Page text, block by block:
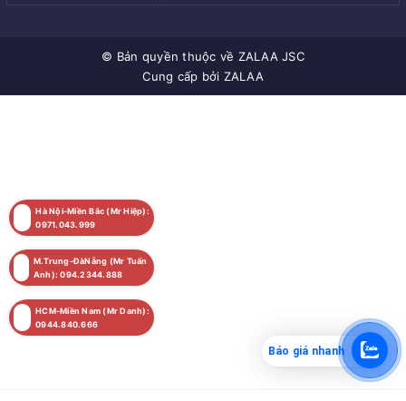
© Bản quyền thuộc về ZALAA JSC
Cung cấp bởi ZALAA
HCM-Miền Nam (Mr Danh):
0944.840.666
Hà Nội-Miền Bắc (Mr Hiệp):
0971.043.999
M.Trung-ĐàNẵng (Mr Tuấn
Anh): 094.2344.888
Báo giá nhanh